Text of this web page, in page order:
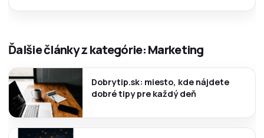
Ďalšie články z kategórie: Marketing
Dobrytip.sk: miesto, kde nájdete
dobré tipy pre každý deň